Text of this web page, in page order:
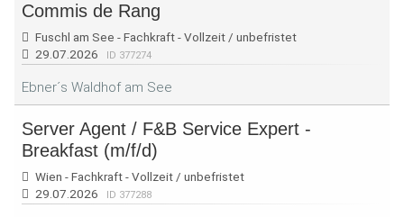
Commis de Rang
Fuschl am See - Fachkraft - Vollzeit / unbefristet
29.07.2026
ID 377274
Ebner´s Waldhof am See
Server Agent / F&B Service Expert -
Breakfast (m/f/d)
Wien - Fachkraft - Vollzeit / unbefristet
29.07.2026
ID 377288